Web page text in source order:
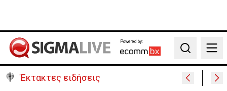
Powered by:
Search
Έκτακτες ειδήσεις